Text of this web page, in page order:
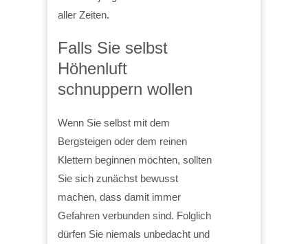
aller Zeiten.
Falls Sie selbst
Höhenluft
schnuppern wollen
Wenn Sie selbst mit dem
Bergsteigen oder dem reinen
Klettern beginnen möchten, sollten
Sie sich zunächst bewusst
machen, dass damit immer
Gefahren verbunden sind. Folglich
dürfen Sie niemals unbedacht und